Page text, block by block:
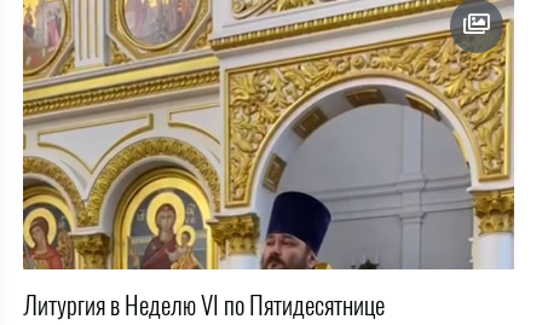
Литургия в Неделю VI по Пятидесятнице